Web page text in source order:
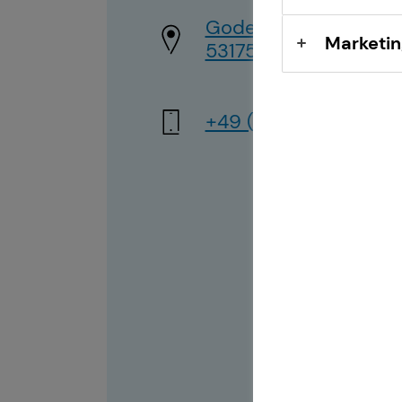
Godesberger Allee 125
53175 Bonn
+49 (176) 20620470